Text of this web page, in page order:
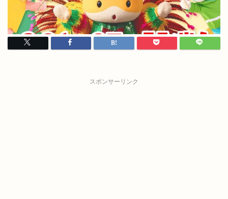
スポンサーリンク